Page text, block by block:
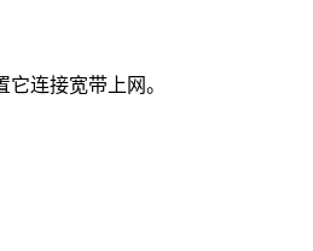
连接宽带上网。